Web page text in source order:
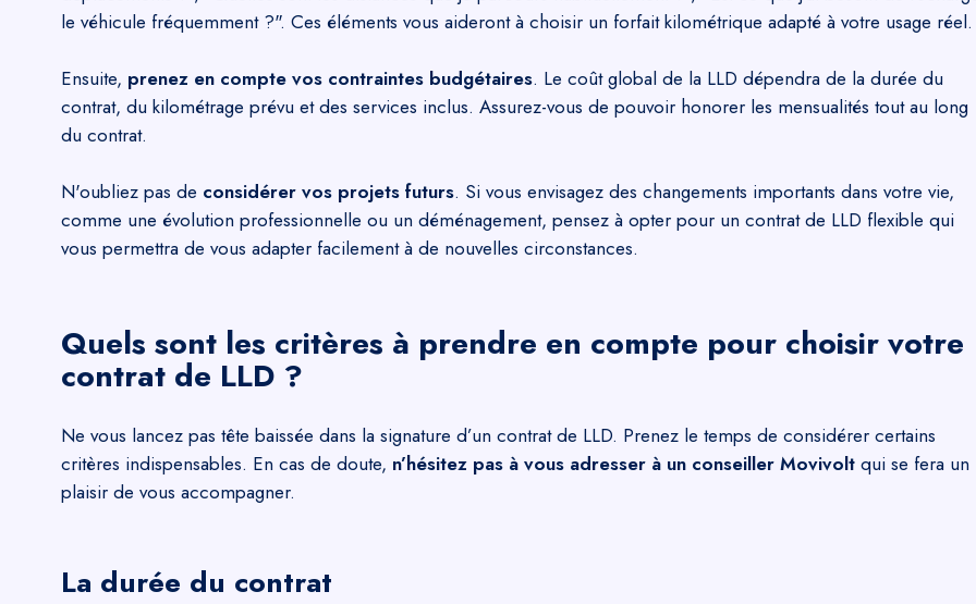
le véhicule fréquemment ?". Ces éléments vous aideront à choisir un forfait kilométrique adapté à votre usage réel.
Ensuite, prenez en compte vos contraintes budgétaires. Le coût global de la LLD dépendra de la durée du
contrat, du kilométrage prévu et des services inclus. Assurez-vous de pouvoir honorer les mensualités tout au long
du contrat.
N'oubliez pas de considérer vos projets futurs. Si vous envisagez des changements importants dans votre vie,
comme une évolution professionnelle ou un déménagement, pensez à opter pour un contrat de LLD flexible qui
vous permettra de vous adapter facilement à de nouvelles circonstances.
Quels sont les critères à prendre en compte pour choisir votre
contrat de LLD ?
Ne vous lancez pas tête baissée dans la signature d’un contrat de LLD. Prenez le temps de considérer certains
critères indispensables. En cas de doute, n’hésitez pas à vous adresser à un conseiller Movivolt qui se fera un
plaisir de vous accompagner.
La durée du contrat